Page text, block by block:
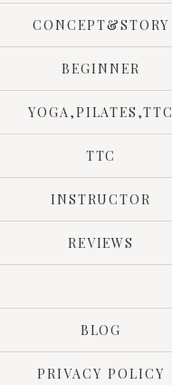
CONCEPT&STORY
BEGINNER
YOGA,PILATES,TTC
TTC
INSTRUCTOR
REVIEWS
BLOG
PRIVACY POLICY